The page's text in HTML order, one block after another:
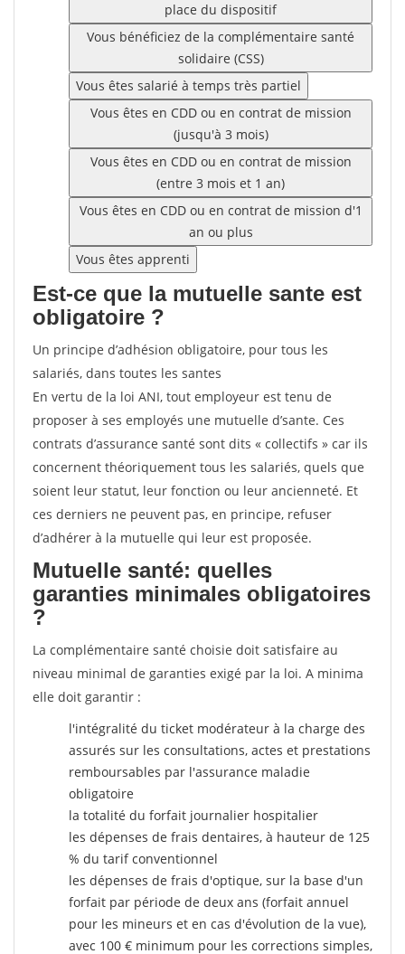
place du dispositif
Vous bénéficiez de la complémentaire santé
solidaire (CSS)
Vous êtes salarié à temps très partiel
Vous êtes en CDD ou en contrat de mission
(jusqu'à 3 mois)
Vous êtes en CDD ou en contrat de mission
(entre 3 mois et 1 an)
Vous êtes en CDD ou en contrat de mission d'1
an ou plus
Vous êtes apprenti
Est-ce que la mutuelle sante est
obligatoire ?
Un principe d’adhésion obligatoire, pour tous les
salariés, dans toutes les santes
En vertu de la loi ANI, tout employeur est tenu de
proposer à ses employés une mutuelle d’sante. Ces
contrats d’assurance santé sont dits « collectifs » car ils
concernent théoriquement tous les salariés, quels que
soient leur statut, leur fonction ou leur ancienneté. Et
ces derniers ne peuvent pas, en principe, refuser
d’adhérer à la mutuelle qui leur est proposée.
Mutuelle santé: quelles
garanties minimales obligatoires
?
La complémentaire santé choisie doit satisfaire au
niveau minimal de garanties exigé par la loi. A minima
elle doit garantir :
l'intégralité du ticket modérateur à la charge des
assurés sur les consultations, actes et prestations
remboursables par l'assurance maladie
obligatoire
la totalité du forfait journalier hospitalier
les dépenses de frais dentaires, à hauteur de 125
% du tarif conventionnel
les dépenses de frais d'optique, sur la base d'un
forfait par période de deux ans (forfait annuel
pour les mineurs et en cas d'évolution de la vue),
avec 100 € minimum pour les corrections simples,